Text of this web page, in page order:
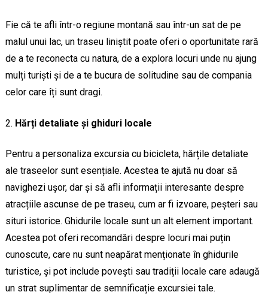
Fie că te afli într-o regiune montană sau într-un sat de pe
malul unui lac, un traseu liniștit poate oferi o oportunitate rară
de a te reconecta cu natura, de a explora locuri unde nu ajung
mulți turiști și de a te bucura de solitudine sau de compania
celor care îți sunt dragi.
Hărți detaliate și ghiduri locale
Pentru a personaliza excursia cu bicicleta, hărțile detaliate
ale traseelor sunt esențiale. Acestea te ajută nu doar să
navighezi ușor, dar și să afli informații interesante despre
atracțiile ascunse de pe traseu, cum ar fi izvoare, peșteri sau
situri istorice. Ghidurile locale sunt un alt element important.
Acestea pot oferi recomandări despre locuri mai puțin
cunoscute, care nu sunt neapărat menționate în ghidurile
turistice, și pot include povești sau tradiții locale care adaugă
un strat suplimentar de semnificație excursiei tale.